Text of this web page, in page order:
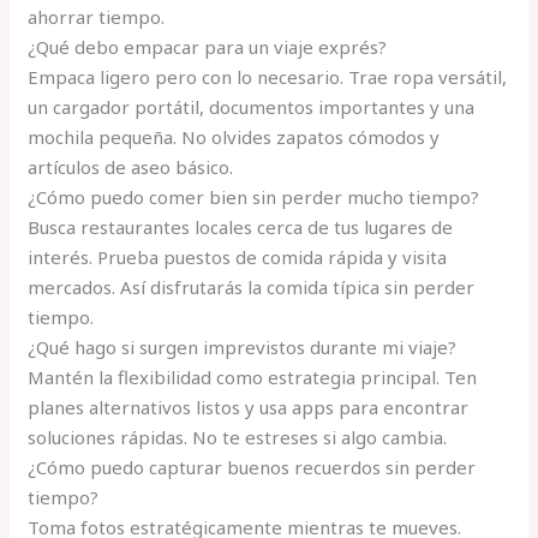
ahorrar tiempo.
¿Qué debo empacar para un viaje exprés?
Empaca ligero pero con lo necesario. Trae ropa versátil,
un cargador portátil, documentos importantes y una
mochila pequeña. No olvides zapatos cómodos y
artículos de aseo básico.
¿Cómo puedo comer bien sin perder mucho tiempo?
Busca restaurantes locales cerca de tus lugares de
interés. Prueba puestos de comida rápida y visita
mercados. Así disfrutarás la comida típica sin perder
tiempo.
¿Qué hago si surgen imprevistos durante mi viaje?
Mantén la flexibilidad como estrategia principal. Ten
planes alternativos listos y usa apps para encontrar
soluciones rápidas. No te estreses si algo cambia.
¿Cómo puedo capturar buenos recuerdos sin perder
tiempo?
Toma fotos estratégicamente mientras te mueves.